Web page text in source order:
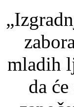
mladih
da